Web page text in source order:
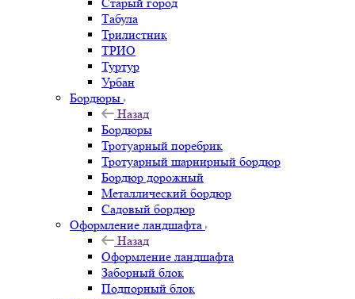
Табула
Трилистник
ТРИО
Туртур
Урбан
Бордюры
Назад
Бордюры
Тротуарный поребрик
Тротуарный шарнирный бордюр
Бордюр дорожный
Металлический бордюр
Садовый бордюр
Оформление ландшафта
Назад
Оформление ландшафта
Заборный блок
Подпорный блок